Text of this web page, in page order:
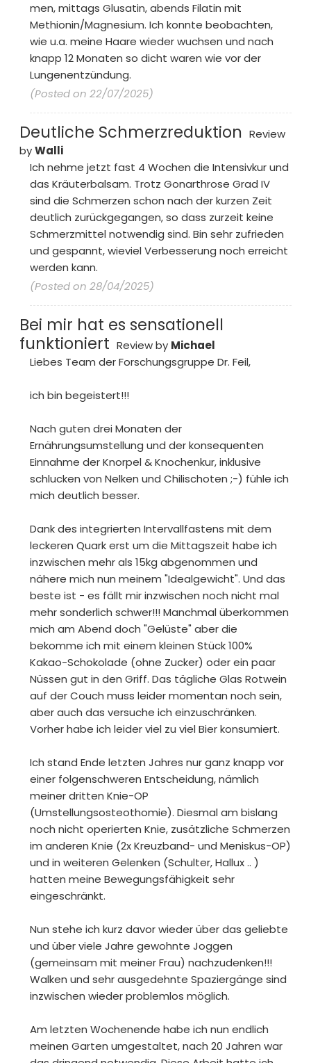
men, mittags Glusatin, abends Filatin mit
Methionin/Magnesium. Ich konnte beobachten,
wie u.a. meine Haare wieder wuchsen und nach
knapp 12 Monaten so dicht waren wie vor der
Lungenentzündung.
(Posted on 22/07/2025)
Deutliche Schmerzreduktion Review
byWalli
Ich nehme jetzt fast 4 Wochen die Intensivkur und
das Kräuterbalsam. Trotz Gonarthrose Grad IV
sind die Schmerzen schon nach der kurzen Zeit
deutlich zurückgegangen, so dass zurzeit keine
Schmerzmittel notwendig sind. Bin sehr zufrieden
und gespannt, wieviel Verbesserung noch erreicht
werden kann.
(Posted on 28/04/2025)
Bei mir hat es sensationell
funktioniert Review by Michael
Liebes Team der Forschungsgruppe Dr. Feil,
ich bin begeistert!!!
Nach guten drei Monaten der
Ernährungsumstellung und der konsequenten
Einnahme der Knorpel & Knochenkur, inklusive
schlucken von Nelken und Chilischoten ;-) fühle ich
mich deutlich besser.
Dank des integrierten Intervallfastens mit dem
leckeren Quark erst um die Mittagszeit habe ich
inzwischen mehr als 15kg abgenommen und
nähere mich nun meinem "Idealgewicht". Und das
beste ist - es fällt mir inzwischen noch nicht mal
mehr sonderlich schwer!!! Manchmal überkommen
mich am Abend doch "Gelüste" aber die
bekomme ich mit einem kleinen Stück 100%
Kakao-Schokolade (ohne Zucker) oder ein paar
Nüssen gut in den Griff. Das tägliche Glas Rotwein
auf der Couch muss leider momentan noch sein,
aber auch das versuche ich einzuschränken.
Vorher habe ich leider viel zu viel Bier konsumiert.
Ich stand Ende letzten Jahres nur ganz knapp vor
einer folgenschweren Entscheidung, nämlich
meiner dritten Knie-OP
(Umstellungsosteothomie). Diesmal am bislang
noch nicht operierten Knie, zusätzliche Schmerzen
im anderen Knie (2x Kreuzband- und Meniskus-OP)
und in weiteren Gelenken (Schulter, Hallux .. )
hatten meine Bewegungsfähigkeit sehr
eingeschränkt.
Nun stehe ich kurz davor wieder über das geliebte
und über viele Jahre gewohnte Joggen
(gemeinsam mit meiner Frau) nachzudenken!!!
Walken und sehr ausgedehnte Spaziergänge sind
inzwischen wieder problemlos möglich.
Am letzten Wochenende habe ich nun endlich
meinen Garten umgestaltet, nach 20 Jahren war